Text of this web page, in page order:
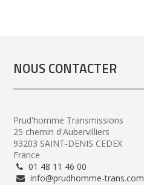
NOUS CONTACTER
Prud'homme Transmissions
25 chemin d'Aubervilliers
93203 SAINT-DENIS CEDEX
France
01 48 11 46 00
info@prudhomme-trans.com